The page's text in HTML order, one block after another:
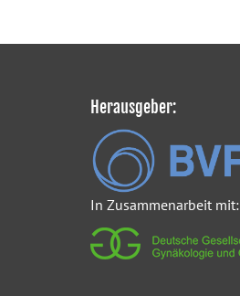
Herausgeber:
In Zusammenarbeit mit: